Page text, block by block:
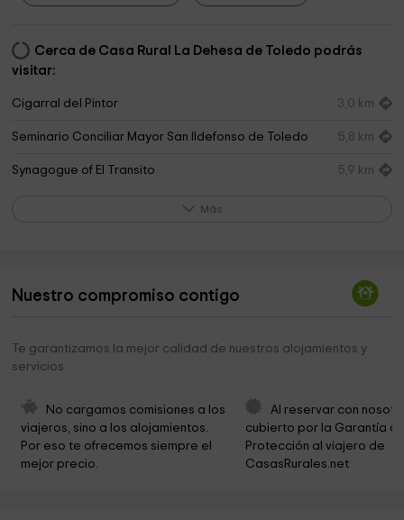
Cerca de Casa Rural La Dehesa de Toledo podrás
visitar:
Cigarral del Pintor 3,0 km
Seminario Conciliar Mayor San Ildefonso de Toledo 5,8 km
Synagogue of El Transito 5,9 km
Museum
Ayuntamiento de Toledo 6,0 km
Sinagoga de Santa María La Blanca 6,1 km
Santa Iglesia Catedral Primada de Toledo 6,1 km
Más
Nuestro compromiso contigo
Te garantizamos la mejor calidad de nuestros alojamientos y
servicios
No cargamos comisiones a los
viajeros, sino a los alojamientos.
Por eso te ofrecemos siempre el
mejor precio.
Al reservar con
cubierto por la Garantía
Protección al viajero de
CasasRurales.net